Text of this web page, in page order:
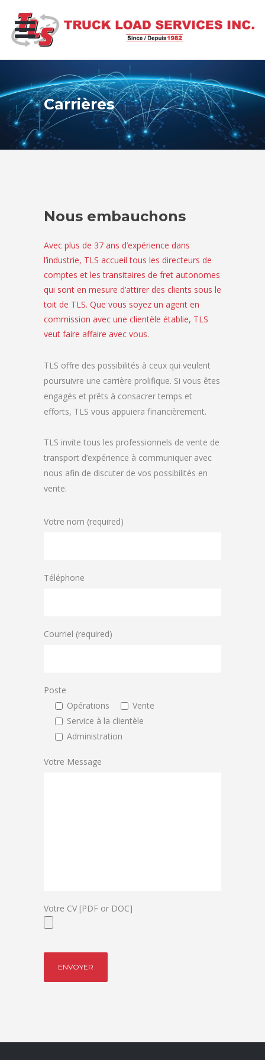
Carrières
Nous embauchons
Avec plus de 37 ans d’expérience dans
l’industrie, TLS accueil tous les directeurs de
comptes et les transitaires de fret autonomes
qui sont en mesure d’attirer des clients sous le
toit de TLS. Que vous soyez un agent en
commission avec une clientèle établie, TLS
veut faire affaire avec vous.
TLS offre des possibilités à ceux qui veulent
poursuivre une carrière prolifique. Si vous êtes
engagés et prêts à consacrer temps et
efforts, TLS vous appuiera financièrement.
TLS invite tous les professionnels de vente de
transport d’expérience à communiquer avec
nous afin de discuter de vos possibilités en
vente.
Votre nom (required)
Téléphone
Courriel (required)
Poste
Opérations
Vente
Service à la clientèle
Administration
Votre Message
Votre CV [PDF or DOC]